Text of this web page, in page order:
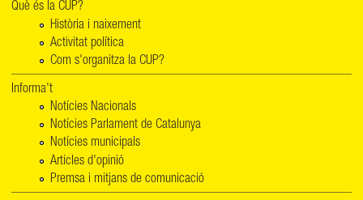
Què és la CUP?
Història i naixement
Activitat política
Com s'organitza la CUP?
Informa't
Notícies Nacionals
Notícies Parlament de Catalunya
Notícies municipals
Articles d'opinió
Premsa i mitjans de comunicació